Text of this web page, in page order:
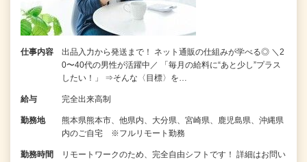
仕事内容
出品入力から発送まで！ ネット通販の仕組みが学べる◎ ＼2
0〜40代の男性が活躍中／ 「毎月の給料に“あと少し”プラス
したい！」 ⇒そんな〈目標〉を…
給与 完全出来高制
勤務地
熊本県熊本市、他県内、大分県、宮崎県、鹿児島県、沖縄県
内のご自宅 ※フルリモート勤務
勤務時間
リモートワークのため、完全自由シフトです！ 詳細はお問い